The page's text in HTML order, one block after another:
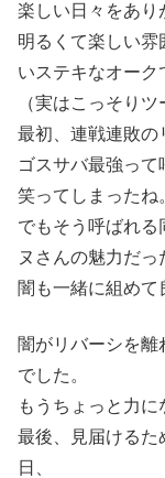
楽しい日々をあり
明るくて楽しい雰
いステキなオーク
（実はこっそり
最初、連戦連敗の
ゴスサバ最強っ
笑ってしまったね
でもそう呼ばれる
ヌさんの魅力だっ
闇も一緒に組めて
闇がリバーシを離
でした。
もうちょっと力に
最後、見届けるた
日、